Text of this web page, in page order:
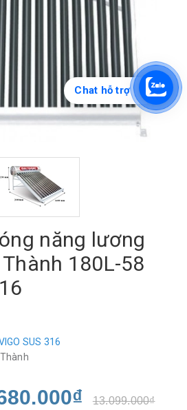
năng lương
180L-58
SUS 316
13.099.000₫
Chat hỗ trợ